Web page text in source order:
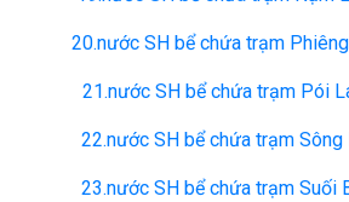
20.nước SH bể chứa trạm
21.nước SH bể chứa trạm Pói
22.nước SH bể chứa trạm
23.nước SH bể chứa trạm Suối